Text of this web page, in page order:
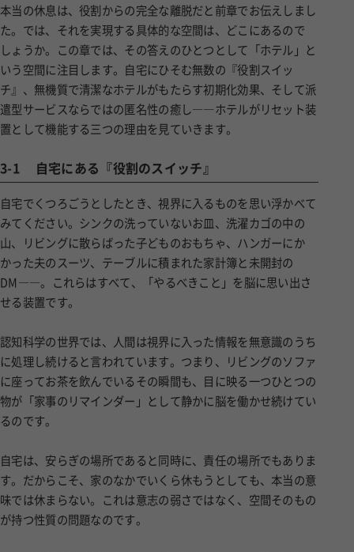
本当の休息は、役割からの完全な離脱だと前章でお伝えしまし
た。では、それを実現する具体的な空間は、どこにあるので
しょうか。この章では、その答えのひとつとして「ホテル」と
いう空間に注目します。自宅にひそむ無数の『役割スイッ
チ』、無機質で清潔なホテルがもたらす初期化効果、そして派
遣型サービスならではの匿名性の癒し――ホテルがリセット装
置として機能する三つの理由を見ていきます。
3-1 自宅にある『役割のスイッチ』
自宅でくつろごうとしたとき、視界に入るものを思い浮かべて
みてください。シンクの洗っていないお皿、洗濯カゴの中の
山、リビングに散らばった子どものおもちゃ、ハンガーにか
かった夫のスーツ、テーブルに積まれた家計簿と未開封の
DM――。これらはすべて、「やるべきこと」を脳に思い出さ
せる装置です。
認知科学の世界では、人間は視界に入った情報を無意識のうち
に処理し続けると言われています。つまり、リビングのソファ
に座ってお茶を飲んでいるその瞬間も、目に映る一つひとつの
物が「家事のリマインダー」として静かに脳を働かせ続けてい
るのです。
自宅は、安らぎの場所であると同時に、責任の場所でもありま
す。だからこそ、家のなかでいくら休もうとしても、本当の意
味では休まらない。これは意志の弱さではなく、空間そのもの
が持つ性質の問題なのです。